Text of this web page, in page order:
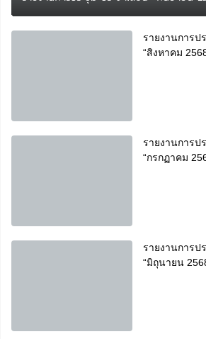
รายงานการป
“สิงหาคม
รายงานการป
“กรกฏาคม
รายงานการป
“มิถุนายน